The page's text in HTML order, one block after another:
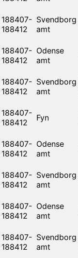
188407-
188412
Svendborg
amt
188407-
188412
Odense
amt
188407-
188412
Svendborg
amt
188407-
188412
Fyn
188407-
188412
Odense
amt
188407-
188412
Svendborg
amt
188407-
188412
Odense
amt
188407-
188412
Svendborg
amt